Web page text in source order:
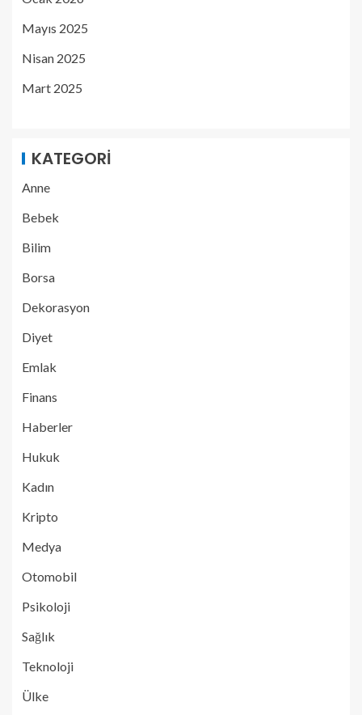
Mayıs 2025
Nisan 2025
Mart 2025
KATEGORI
Anne
Bebek
Bilim
Borsa
Dekorasyon
Diyet
Emlak
Finans
Haberler
Hukuk
Kadın
Kripto
Medya
Otomobil
Psikoloji
Sağlık
Teknoloji
Ülke